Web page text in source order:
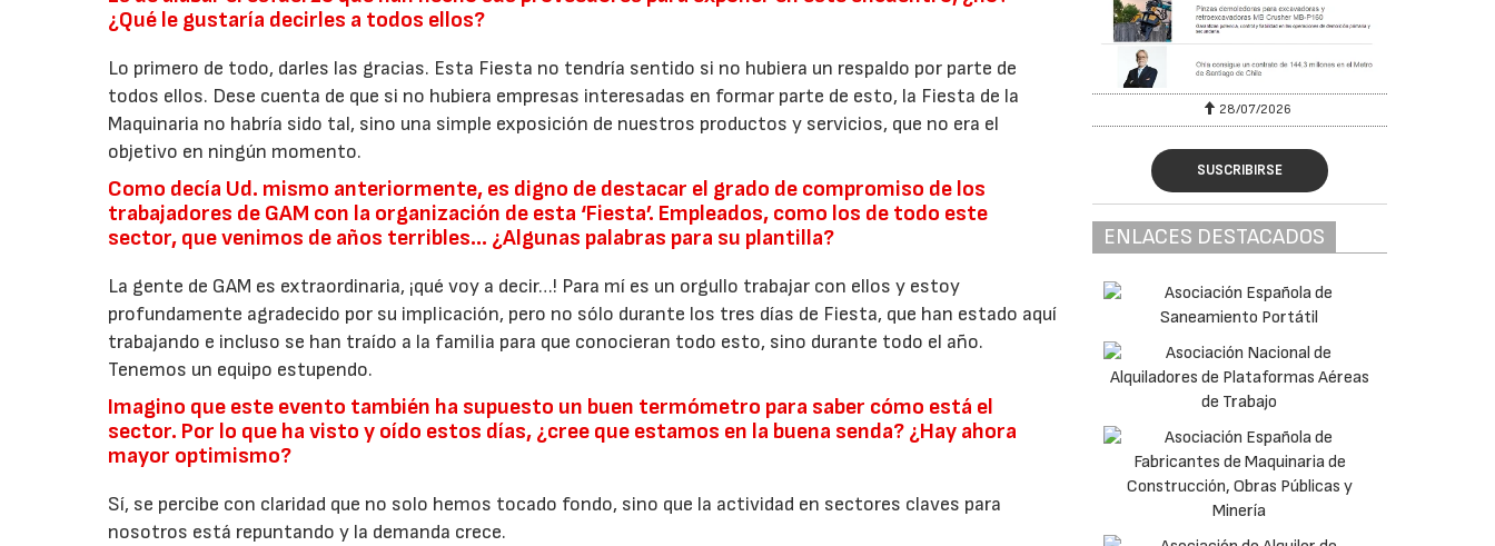
¿Qué le gustaría decirles a todos ellos?
Lo primero de todo, darles las gracias. Esta Fiesta no tendría sentido si no hubiera un respaldo por parte de
todos ellos. Dese cuenta de que si no hubiera empresas interesadas en formar parte de esto, la Fiesta de la
Maquinaria no habría sido tal, sino una simple exposición de nuestros productos y servicios, que no era el
objetivo en ningún momento.
Como decía Ud. mismo anteriormente, es digno de destacar el grado de compromiso de los
trabajadores de GAM con la organización de esta ‘Fiesta’. Empleados, como los de todo este
sector, que venimos de años terribles… ¿Algunas palabras para su plantilla?
La gente de GAM es extraordinaria, ¡qué voy a decir…! Para mí es un orgullo trabajar con ellos y estoy
profundamente agradecido por su implicación, pero no sólo durante los tres días de Fiesta, que han estado aquí
trabajando e incluso se han traído a la familia para que conocieran todo esto, sino durante todo el año.
Tenemos un equipo estupendo.
Imagino que este evento también ha supuesto un buen termómetro para saber cómo está el
sector. Por lo que ha visto y oído estos días, ¿cree que estamos en la buena senda? ¿Hay ahora
mayor optimismo?
Sí, se percibe con claridad que no solo hemos tocado fondo, sino que la actividad en sectores claves para
nosotros está repuntando y la demanda crece.
28/07/2026
SUSCRIBIRSE
ENLACES DESTACADOS